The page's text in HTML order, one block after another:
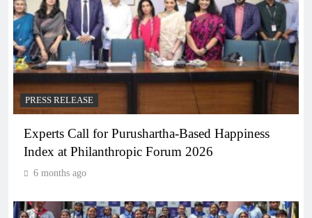
PRESS RELEASE
Experts Call for Purushartha-Based Happiness
Index at Philanthropic Forum 2026
6 months ago